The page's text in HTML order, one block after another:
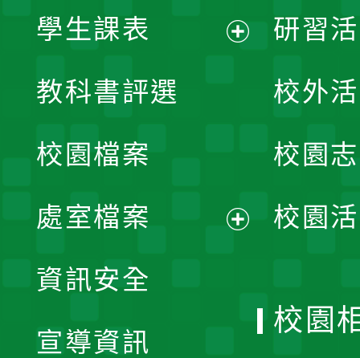
學生課表
單
教科書評選
校園檔案
處室檔案
資訊安全
宣導資訊
研習
校外
校園
校園
校園